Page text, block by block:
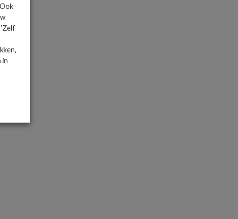
'Zelf
in